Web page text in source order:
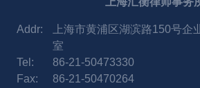
Addr:
上海市黄浦区湖滨路150号企
室
Tel:
86-21-50473330
Fax:
86-21-50470264